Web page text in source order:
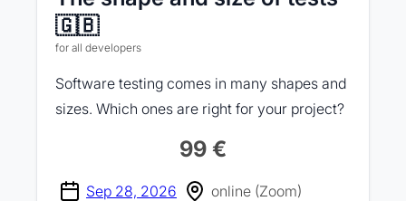
🇬🇧
for all developers
Software testing comes in many shapes and
sizes. Which ones are right for your project?
99 €
Sep 28, 2026
online (Zoom)